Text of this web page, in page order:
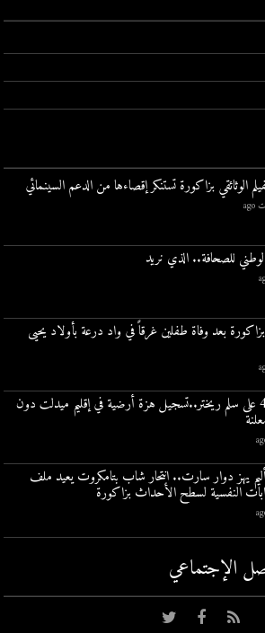
الوثائقي بزاكورة تستنكر إقصاءها من الدعم السينمائي
للصحافة.. الذي نريد
بعد وفاة طفلين غرقاً في واد درعة بأولاد يحيى
بقوة 4.8 على سلم ريختر..تسجيل هزة أرضية في إقليم ميدلت دون
يهز دوار سارت.. انتحار شاب بتامكروت يعيد ملف
النفسية لسطح الأحداث بزاكورة
اﻹجتماعي